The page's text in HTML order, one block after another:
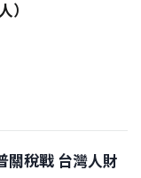
）
稅戰 台灣人財